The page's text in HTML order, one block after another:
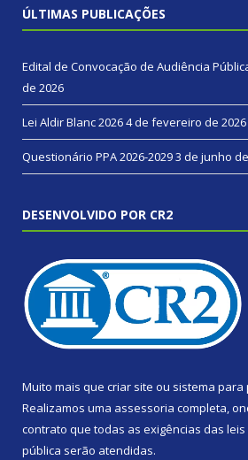
ÚLTIMAS PUBLICAÇÕES
Edital de Convocação de Audiência
de 2026
Lei Aldir Blanc 20264 de fevereiro de 2026
Questionário PPA 2026-20293 de junho
DESENVOLVIDO POR CR2
Muito mais que criar site ou sistema
Realizamos uma assessoria completa,
contrato que todas as exigências das leis
pública serão atendidas.